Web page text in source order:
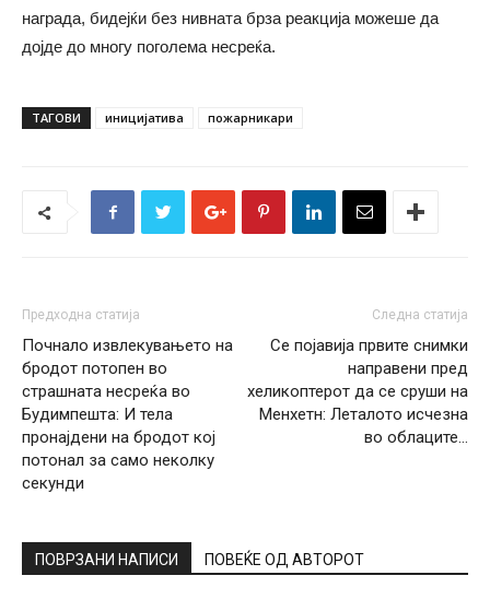
награда, бидејќи без нивната брза реакција можеше да
дојде до многу поголема несреќа.
ТАГОВИ иницијатива пожарникари
Предходна статија
Почнало извлекувањето на
бродот потопен во
страшната несреќа во
Будимпешта: И тела
пронајдени на бродот кој
потонал за само неколку
секунди
Следна статија
Се појавија првите снимки
направени пред
хеликоптерот да се сруши на
Менхетн: Леталото исчезна
во облаците…
ПОВРЗАНИ НАПИСИ ПОВЕЌЕ ОД АВТОРОТ